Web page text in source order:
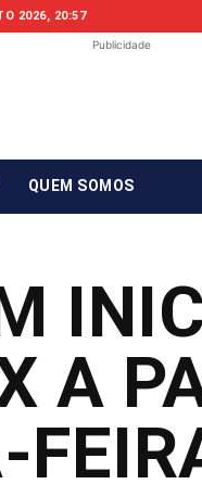
2026, 20:57
Publicidade
QUEM SOMOS
A